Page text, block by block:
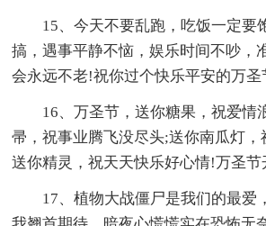
15、今天不要乱跑，吃饭一定要
搞，遇事平静不恼，娱乐时间不吵，
会永远不老!祝你过个快乐平安的万圣
16、万圣节，送你糖果，祝爱情
帚，祝事业腾飞没尽头;送你南瓜灯，
送你精灵，祝天天快乐好心情!万圣节
17、植物大战僵尸是我们的最爱